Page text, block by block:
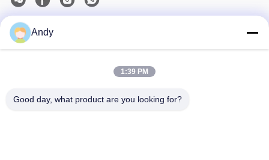
Notre newsletter
Andy
1:39 PM
Good day, what product are you looking for?